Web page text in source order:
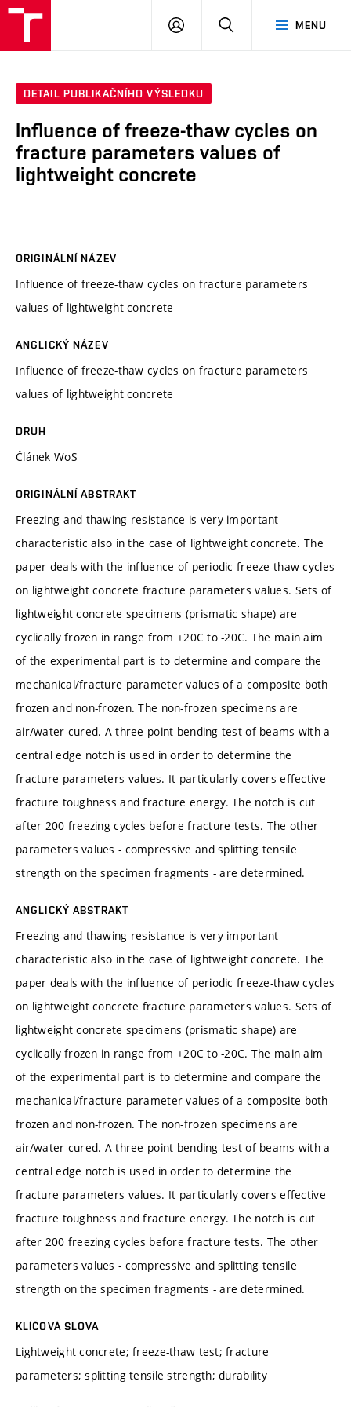
MENU
PŘIHLÁSIT
DETAIL PUBLIKAČNÍHO VÝSLEDKU
Influence of freeze-thaw cycles on
fracture parameters values of
lightweight concrete
ORIGINÁLNÍ NÁZEV
Influence of freeze-thaw cycles on fracture parameters
values of lightweight concrete
ANGLICKÝ NÁZEV
Influence of freeze-thaw cycles on fracture parameters
values of lightweight concrete
DRUH
Článek WoS
ORIGINÁLNÍ ABSTRAKT
Freezing and thawing resistance is very important
characteristic also in the case of lightweight concrete. The
paper deals with the influence of periodic freeze-thaw cycles
on lightweight concrete fracture parameters values. Sets of
lightweight concrete specimens (prismatic shape) are
cyclically frozen in range from +20C to -20C. The main aim
of the experimental part is to determine and compare the
mechanical/fracture parameter values of a composite both
frozen and non-frozen. The non-frozen specimens are
air/water-cured. A three-point bending test of beams with a
central edge notch is used in order to determine the
fracture parameters values. It particularly covers effective
fracture toughness and fracture energy. The notch is cut
after 200 freezing cycles before fracture tests. The other
parameters values - compressive and splitting tensile
strength on the specimen fragments - are determined.
ANGLICKÝ ABSTRAKT
Freezing and thawing resistance is very important
characteristic also in the case of lightweight concrete. The
paper deals with the influence of periodic freeze-thaw cycles
on lightweight concrete fracture parameters values. Sets of
lightweight concrete specimens (prismatic shape) are
cyclically frozen in range from +20C to -20C. The main aim
of the experimental part is to determine and compare the
mechanical/fracture parameter values of a composite both
frozen and non-frozen. The non-frozen specimens are
air/water-cured. A three-point bending test of beams with a
central edge notch is used in order to determine the
fracture parameters values. It particularly covers effective
fracture toughness and fracture energy. The notch is cut
after 200 freezing cycles before fracture tests. The other
parameters values - compressive and splitting tensile
strength on the specimen fragments - are determined.
KLÍČOVÁ SLOVA
Lightweight concrete; freeze-thaw test; fracture
parameters; splitting tensile strength; durability